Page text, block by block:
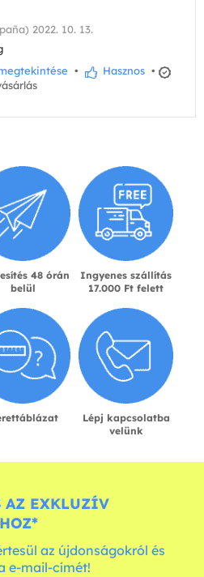
2022. 10. 13.
• Hasznos •
48 órán
belül
Ingyenes szállítás
17.000 Ft felett
Lépj kapcsolatba
velünk
AZ EXKLUZÍV
az újdonságokról és
e-mail-címét!